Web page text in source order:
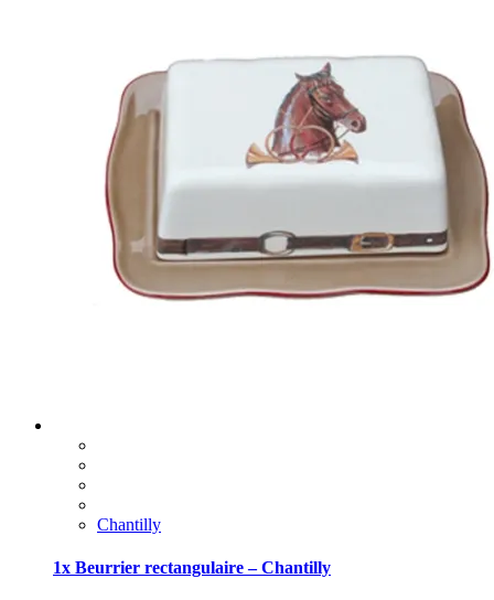
Chantilly
1x Beurrier rectangulaire – Chantilly